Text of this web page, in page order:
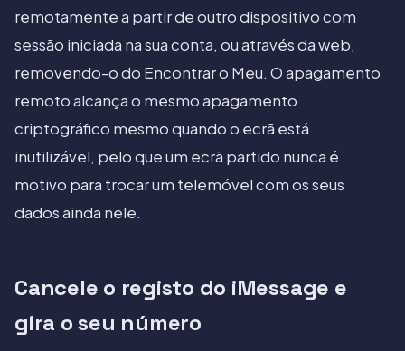
remotamente a partir de outro dispositivo com
sessão iniciada na sua conta, ou através da web,
removendo-o do Encontrar o Meu. O apagamento
remoto alcança o mesmo apagamento
criptográfico mesmo quando o ecrã está
inutilizável, pelo que um ecrã partido nunca é
motivo para trocar um telemóvel com os seus
dados ainda nele.
Cancele o registo do iMessage e
gira o seu número